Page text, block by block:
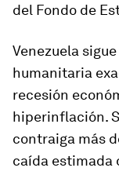
del Fondo de
Venezuela
humanitaria
recesión
hiperinflación.
contraiga más
caída estimada